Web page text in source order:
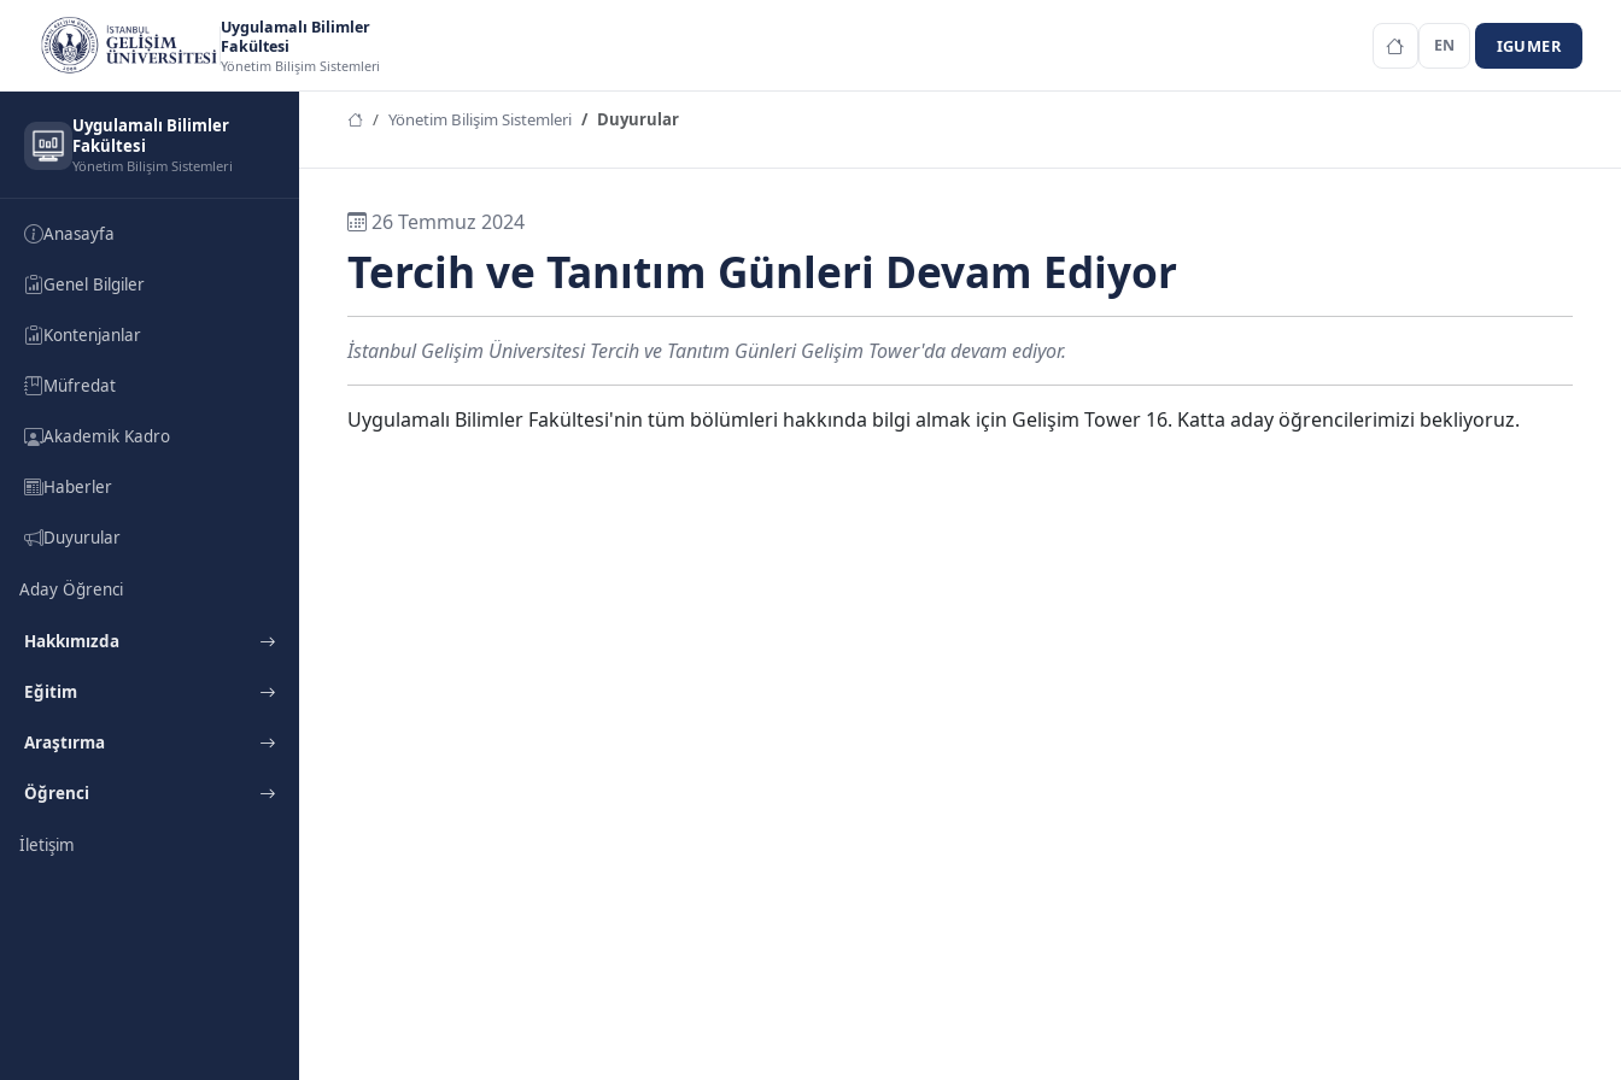
Uygulamalı Bilimler
Fakültesi
Yönetim Bilişim Sistemleri
EN IGUMER
Uygulamalı Bilimler
Fakültesi
Yönetim Bilişim Sistemleri
Anasayfa
Genel Bilgiler
Kontenjanlar
Müfredat
Akademik Kadro
Haberler
Duyurular
Aday Öğrenci
Hakkımızda
Eğitim
Araştırma
Öğrenci
İletişim
Yönetim Bilişim Sistemleri Duyurular
26 Temmuz 2024
Tercih ve Tanıtım Günleri Devam Ediyor
İstanbul Gelişim Üniversitesi Tercih ve Tanıtım Günleri Gelişim Tower'da devam ediyor.
Uygulamalı Bilimler Fakültesi'nin tüm bölümleri hakkında bilgi almak için Gelişim Tower 16. Katta aday öğrencilerimizi bekliyoruz.